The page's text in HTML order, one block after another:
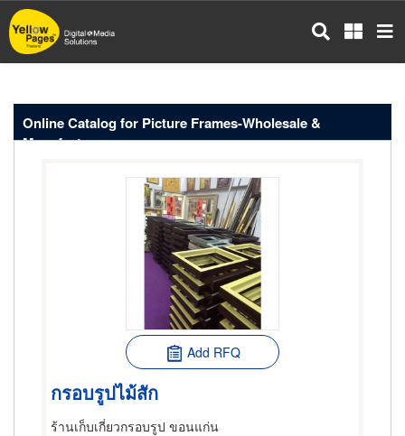
Skip
to
main
Online Catalog for Picture Frames-Wholesale &
Manufacturers
Add RFQ
กรอบรูปไม้สัก
ร้านเก็บเกี่ยวกรอบรูป ขอนแก่น